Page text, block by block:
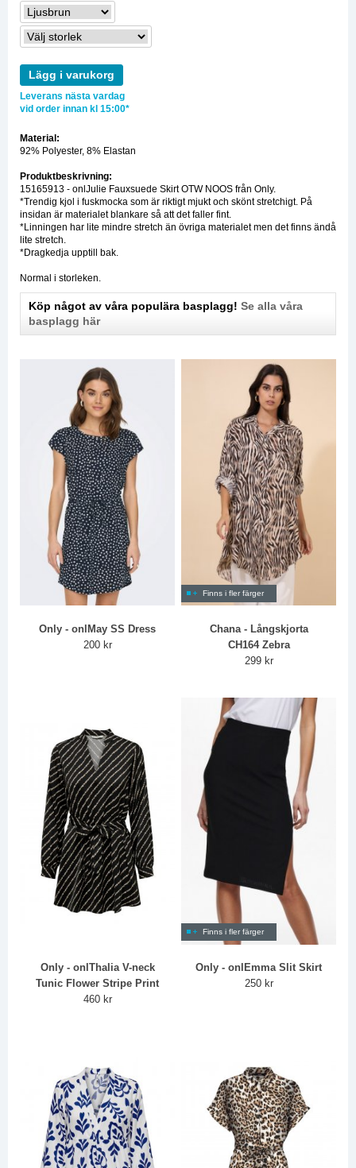
Lägg i varukorg
Leverans nästa vardag
vid order innan kl 15:00*
Material:
92% Polyester, 8% Elastan
Produktbeskrivning:
15165913 - onlJulie Fauxsuede Skirt OTW NOOS från Only.
*Trendig kjol i fuskmocka som är riktigt mjukt och skönt stretchigt. På
insidan är materialet blankare så att det faller fint.
*Linningen har lite mindre stretch än övriga materialet men det finns ändå
lite stretch.
*Dragkedja upptill bak.
Normal i storleken.
Köp något av våra populära basplagg! Se alla våra
basplagg här
Only - onlMay SS Dress
200 kr
Finns i fler färger
Chana - Långskjorta
CH164 Zebra
299 kr
Only - onlThalia V-neck
Tunic Flower Stripe Print
460 kr
Finns i fler färger
Only - onlEmma Slit Skirt
250 kr